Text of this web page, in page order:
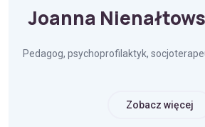
Joanna
Pedagog, psychoprofilaktyk,
Zobacz więcej